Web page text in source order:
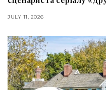
JULY 11, 2026